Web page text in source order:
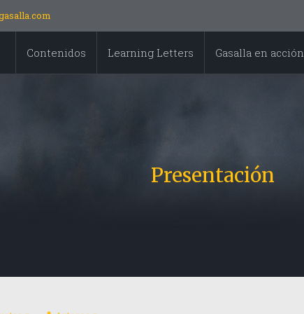
Contenidos Learning Letters Gasalla en acción
Presentación